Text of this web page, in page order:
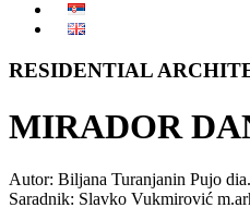
RESIDENTIAL
MIRADOR
Autor: Biljana Turanjanin Pujo
Saradnik: Slavko Vukmirović